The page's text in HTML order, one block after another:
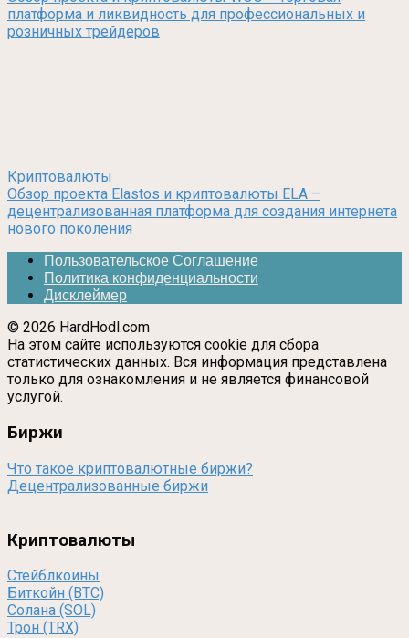
платформа и ликвидность для профессиональных и
розничных трейдеров
Криптовалюты
Обзор проекта Elastos и криптовалюты ELA –
децентрализованная платформа для создания интернета
нового поколения
Пользовательское Соглашение
Политика конфиденциальности
Дисклеймер
© 2026 HardHodl.com
На этом сайте используются cookie для сбора
статистических данных. Вся информация представлена
только для ознакомления и не является финансовой
услугой.
Биржи
Что такое криптовалютные биржи?
Децентрализованные биржи
Криптовалюты
Стейблкоины
Биткойн (BTC)
Солана (SOL)
Трон (TRX)